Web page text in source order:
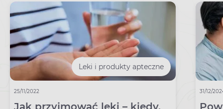
Leki i produkty apteczne
25/11/2022 31/12/